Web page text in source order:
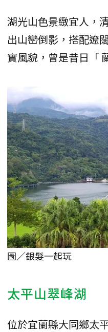
湖光山色景緻宜人，
出山巒倒影，搭配遼
實風貌，曾是昔日「
圖／銀髮一起玩
太平山翠峰湖
位於宜蘭縣大同鄉太